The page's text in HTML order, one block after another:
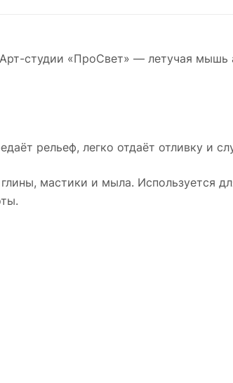
студии «ПроСвет» — летучая мышь
рельеф, легко отдаёт отливку и
мастики и мыла. Используется